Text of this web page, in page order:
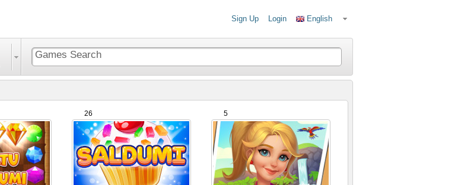
Sign Up Login English
26 5